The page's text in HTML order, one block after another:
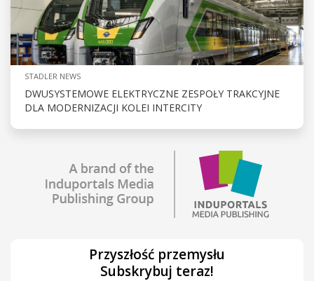
STADLER NEWS
DWUSYSTEMOWE ELEKTRYCZNE ZESPOŁY TRAKCYJNE
DLA MODERNIZACJI KOLEI INTERCITY
Przyszłość przemysłu
Subskrybuj teraz!